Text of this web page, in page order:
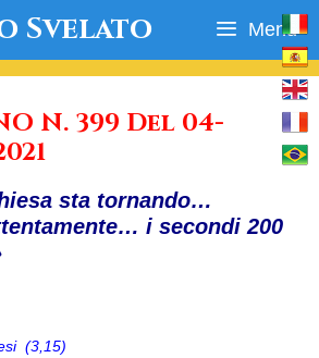
Svelato Menu
N. 399 Del 04-
sta tornando…
i secondi 200
(3,15)